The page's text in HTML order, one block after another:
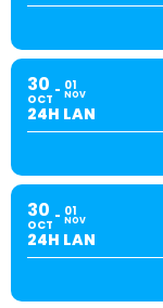
30
OCT
01
NOV
24H LAN
30
OCT
01
NOV
24H LAN